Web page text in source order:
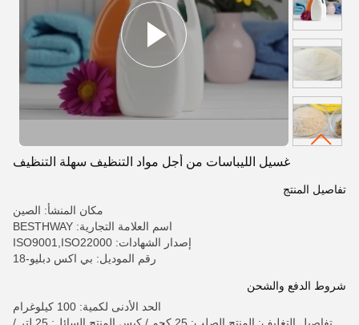
غسيل الليباسات من أجل مواد التنظيف سهلة التنظيف
تفاصيل المنتج
مكان المنشأ: الصين
اسم العلامة التجارية: BESTHWAY
إصدار الشهادات: ISO9001,ISO22000
رقم الموديل: بي اكس دبليو-18
شروط الدفع والشحن
الحد الأدنى لكمية: 100 كيلوغرام